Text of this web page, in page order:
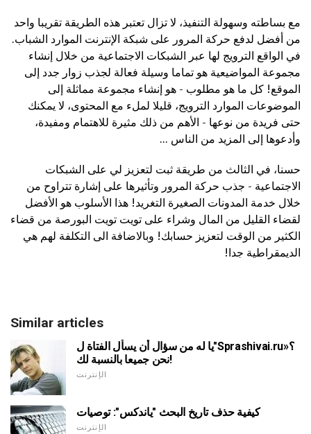
مع بساطته وسهولة التنفيذ، لا تزال تعتبر هذه الطريقة تقريبا واحد
من أفضل لدفع حركة المرور على شبكة الإنترنت الموارد الشباب.
في الواقع الترويج لها عبر الشبكات الاجتماعية من خلال إنشاء
مجموعة المواضيعية هو تماما وسيلة فعالة لجذب زوار جدد إلى
الموقع! كل ما هو مطلوب - هو إنشاء مجموعة مماثلة إلى
الموضوعات الموارد الترويج، قليلا لملء مع المحتوى، لا يمكنك
حتى فريدة من نوعها - الأهم من ذلك مثيرة للاهتمام ومفيدة،
وأدعوها إلى المزيد من الناس ...
حسنا، في الثالث من طريقة ثبت لتعزيز لي على الشبكات
الاجتماعية - جذب حركة المرور وتأثيرها على إشارة تتراوح من
خلال خدمة المدونات الصغيرة التغريد! هذا الأسلوب هو الأفضل
لقضاء القليل من المال وشراء على تويت تويت البورصة من قضاء
الكثير من الوقت لتعزيز حسابك! وبالاضافة الى التكلفة لهم هي
الديمقراطية جدا!
Similar articles
يا له من سؤال أن يسأل الفتاة ل"Sprashivai.ru»؟
نحن جميعا بالنسبة لك!
الإنترنت
كيفية حذف تاريخ البحث "ياندكس": توصيات
الإنترنت